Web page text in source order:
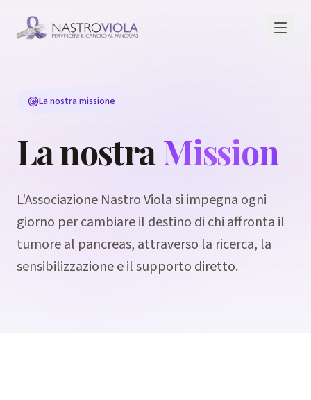
La nostra missione
La nostraMission
L'Associazione Nastro Viola si impegna ogni
giorno per cambiare il destino di chi affronta il
tumore al pancreas, attraverso la ricerca, la
sensibilizzazione e il supporto diretto.